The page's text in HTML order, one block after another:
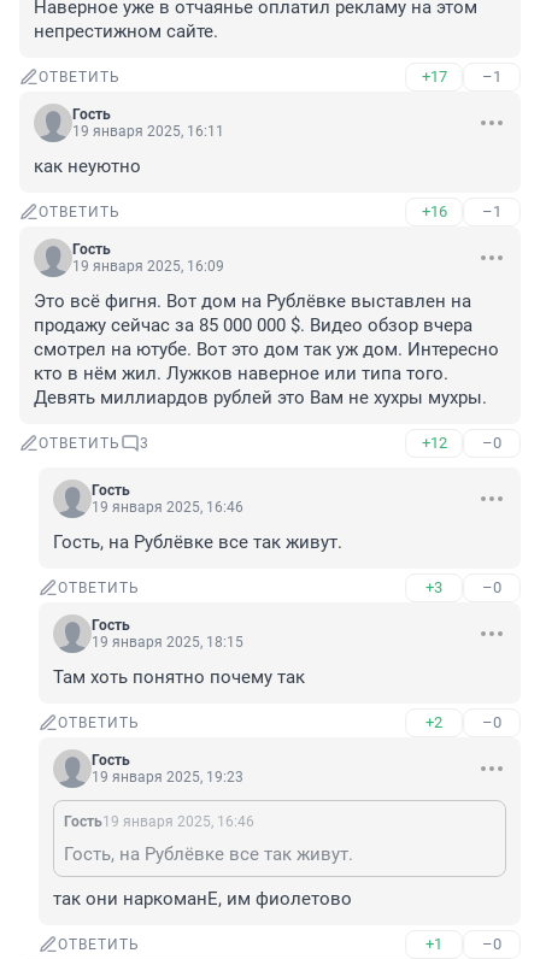
Наверное уже в отчаянье оплатил рекламу на этом
непрестижном сайте.
ОТВЕТИТЬ +17 –1
Гость
19 января 2025, 16:11
как неуютно
ОТВЕТИТЬ +16 –1
Гость
19 января 2025, 16:09
Это всё фигня. Вот дом на Рублёвке выставлен на
продажу сейчас за 85 000 000 $. Видео обзор вчера
смотрел на ютубе. Вот это дом так уж дом. Интересно
кто в нём жил. Лужков наверное или типа того.
Девять миллиардов рублей это Вам не хухры мухры.
ОТВЕТИТЬ 3 +12 –0
Гость
19 января 2025, 16:46
Гость, на Рублёвке все так живут.
ОТВЕТИТЬ +3 –0
Гость
19 января 2025, 18:15
Там хоть понятно почему так
ОТВЕТИТЬ +2 –0
Гость
19 января 2025, 19:23
Гость19 января 2025, 16:46
Гость, на Рублёвке все так живут.
так они наркоманЕ, им фиолетово
ОТВЕТИТЬ +1 –0